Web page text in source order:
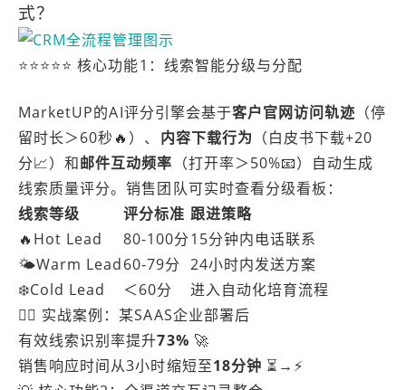
式？
⭐️⭐️⭐️⭐️⭐️ 核心功能1：线索智能分级与分配
MarketUP的AI评分引擎会基于客户官网访问轨迹 （停
留时长＞60秒🔥）、 内容下载行为 （白皮书下载+20
分📈）和邮件互动频率 （打开率＞50%📧）自动生成
线索质量评分。销售团队可实时查看分级看板：
线索等级
评分标准 跟进策略
🔥Hot Lead
80-100分15分钟内电话联系
🌤Warm Lead60-79分 24小时内发送方案
❄️Cold Lead
＜60分
进入自动化培育流程
👍🏻 实战案例：某SAAS企业部署后
有效线索识别率提升73% 🚀
销售响应时间从3小时缩短至18分钟 ⏳→⚡